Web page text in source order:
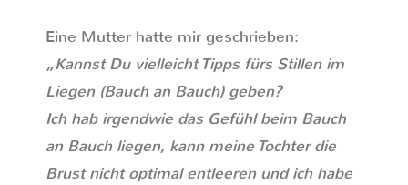
Eine Mutter hatte mir geschrieben:
„Kannst Du vielleicht Tipps fürs Stillen im
Liegen (Bauch an Bauch) geben?
Ich hab irgendwie das Gefühl beim Bauch
an Bauch liegen, kann meine Tochter die
Brust nicht optimal entleeren und ich habe